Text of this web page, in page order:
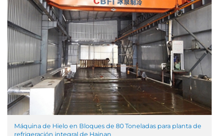
Máquina de Hielo en Bloques de 80 Toneladas para planta de
refrigeración integral de Hainan